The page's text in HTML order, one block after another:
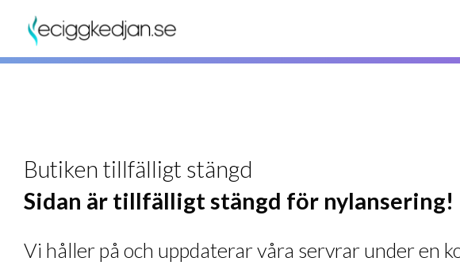
Butiken tillfälligt stängd
Sidan är tillfälligt stängd för nylansering!
Vi håller på och uppdaterar våra servrar under en